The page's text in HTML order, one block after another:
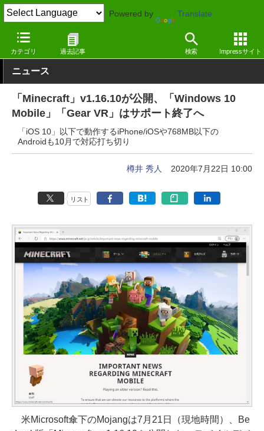
Powered by Translate
カテゴリ 過去記事 検索 Impressサイト
窓の杜 エンタメ ゲーム
ニュース
「Minecraft」v1.16.10が公開、「Windows 10
Mobile」「Gear VR」はサポート終了へ
「iOS 10」以下で動作するiPhone/iOSや768MB以下の
Androidも10月で対応打ち切り
樽井 秀人 2020年7月22日 10:00
リスト
米Microsoft傘下のMojangは7月21日（現地時間）、Be